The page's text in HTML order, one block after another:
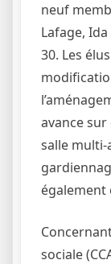
neuf
Lafage,
30. Les
avance
salle multi-
également
sociale